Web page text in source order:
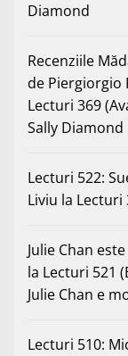
Diamond
Recenziile
de Piergiorgio
Lecturi 369
Sally Diamond
Lecturi 522:
Liviu la Lecturi
Julie Chan
la Lecturi 521
Julie Chan e
Lecturi 510: